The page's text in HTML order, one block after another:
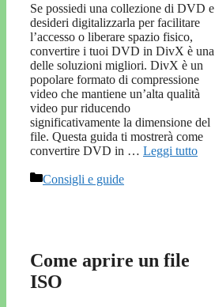
Se possiedi una collezione di DVD e
desideri digitalizzarla per facilitare
l’accesso o liberare spazio fisico,
convertire i tuoi DVD in DivX è una
delle soluzioni migliori. DivX è un
popolare formato di compressione
video che mantiene un’alta qualità
video pur riducendo
significativamente la dimensione del
file. Questa guida ti mostrerà come
convertire DVD in … Leggi tutto
Categorie
Consigli e guide
Come aprire un file
ISO